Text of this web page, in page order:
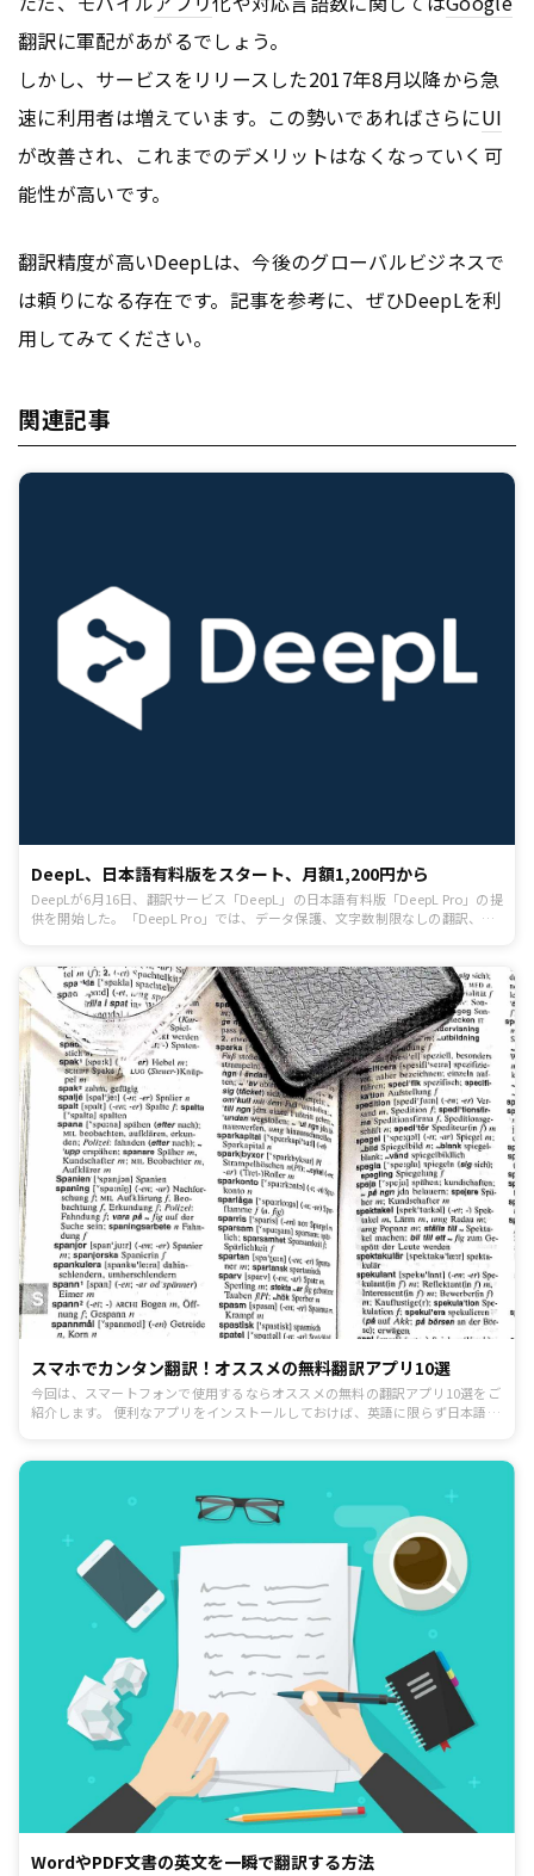
翻訳に軍配があがるでしょう。
しかし、サービスをリリースした2017年8月以降から急
速に利用者は増えています。この勢いであればさらにUI
が改善され、これまでのデメリットはなくなっていく可
能性が高いです。
翻訳精度が高いDeepLは、今後のグローバルビジネスで
は頼りになる存在です。記事を参考に、ぜひDeepLを利
用してみてください。
関連記事
DeepL、日本語有料版をスタート、月額1,200円から
DeepLが6月16日、翻訳サービス「DeepL」の日本語有料版「DeepL Pro」の提
供を開始した。「DeepL Pro」では、データ保護、文字数制限なしの翻訳、API
スマホでカンタン翻訳！オススメの無料翻訳アプリ10選
今回は、スマートフォンで使用するならオススメの無料の翻訳アプリ10選をご
紹介します。 便利なアプリをインストールしておけば、英語に限らず日本語以
WordやPDF文書の英文を一瞬で翻訳する方法